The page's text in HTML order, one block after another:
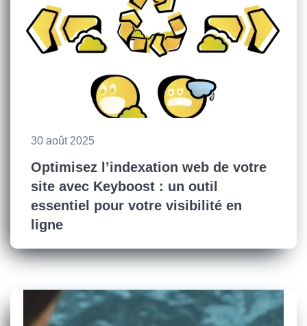
30 août 2025
Optimisez l’indexation web de votre
site avec Keyboost : un outil
essentiel pour votre visibilité en
ligne